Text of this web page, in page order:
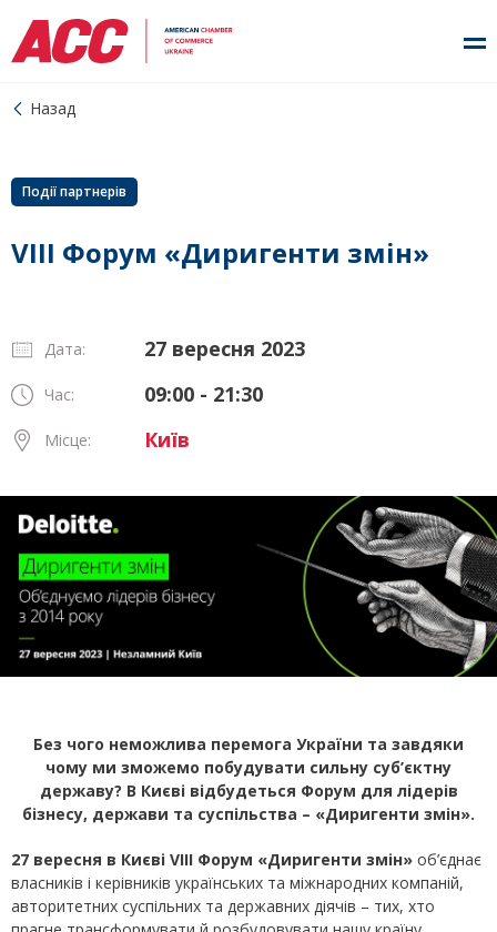
Назад
Події партнерів
VIII Форум «Диригенти змін»
Дата: 27 вересня 2023
Час: 09:00 - 21:30
Місце: Київ
Без чого неможлива перемога України та завдяки
чому ми зможемо побудувати сильну суб’єктну
державу? В Києві відбудеться Форум для лідерів
бізнесу, держави та суспільства – «Диригенти змін».
27 вересня в Києві VIII Форум «Диригенти змін» об’єднає
власників і керівників українських та міжнародних компаній,
авторитетних суспільних та державних діячів – тих, хто